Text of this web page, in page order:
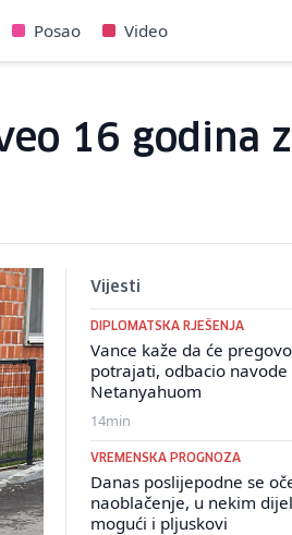
Posao Video
16 godina
Vijesti
DIPLOMATSKA RJEŠENJA
Vance kaže da će
potrajati, odbacio navode
Netanyahuom
14min
VREMENSKA PROGNOZA
Danas poslijepodne se
naoblačenje, u nekim
mogući i pljuskovi